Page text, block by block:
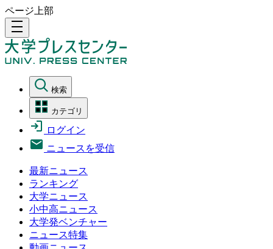
ページ上部
density_medium
検索
カテゴリ
ログイン
ニュースを受信
最新ニュース
ランキング
大学ニュース
小中高ニュース
大学発ベンチャー
ニュース特集